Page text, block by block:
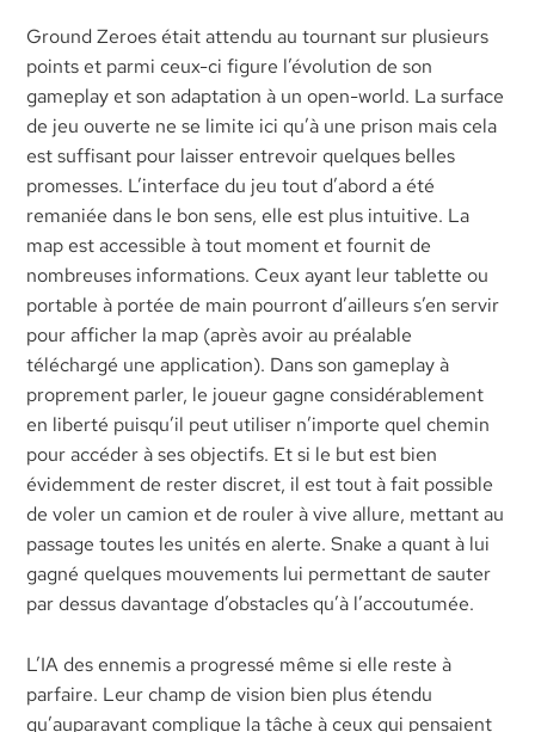
Ground Zeroes était attendu au tournant sur plusieurs
points et parmi ceux-ci figure l’évolution de son
gameplay et son adaptation à un open-world. La surface
de jeu ouverte ne se limite ici qu’à une prison mais cela
est suffisant pour laisser entrevoir quelques belles
promesses. L’interface du jeu tout d’abord a été
remaniée dans le bon sens, elle est plus intuitive. La
map est accessible à tout moment et fournit de
nombreuses informations. Ceux ayant leur tablette ou
portable à portée de main pourront d’ailleurs s’en servir
pour afficher la map (après avoir au préalable
téléchargé une application). Dans son gameplay à
proprement parler, le joueur gagne considérablement
en liberté puisqu’il peut utiliser n’importe quel chemin
pour accéder à ses objectifs. Et si le but est bien
évidemment de rester discret, il est tout à fait possible
de voler un camion et de rouler à vive allure, mettant au
passage toutes les unités en alerte. Snake a quant à lui
gagné quelques mouvements lui permettant de sauter
par dessus davantage d’obstacles qu’à l’accoutumée.
L’IA des ennemis a progressé même si elle reste à
parfaire. Leur champ de vision bien plus étendu
qu’auparavant complique la tâche à ceux qui pensaient